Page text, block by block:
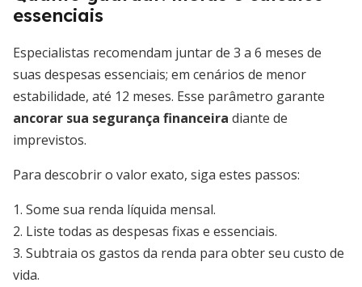
essenciais
Especialistas recomendam juntar de 3 a 6 meses de
suas despesas essenciais; em cenários de menor
estabilidade, até 12 meses. Esse parâmetro garante
ancorar sua segurança financeira diante de
imprevistos.
Para descobrir o valor exato, siga estes passos:
1. Some sua renda líquida mensal.
2. Liste todas as despesas fixas e essenciais.
3. Subtraia os gastos da renda para obter seu custo de
vida.